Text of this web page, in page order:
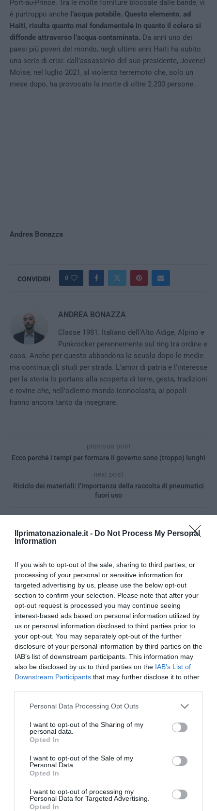
Ilprimatonazionale.it - Do Not Process My Personal
Information
If you wish to opt-out of the sale, sharing to third parties, or
processing of your personal or sensitive information for
targeted advertising by us, please use the below opt-out
section to confirm your selection. Please note that after your
opt-out request is processed you may continue seeing
interest-based ads based on personal information utilized by
us or personal information disclosed to third parties prior to
your opt-out. You may separately opt-out of the further
disclosure of your personal information by third parties on the
IAB’s list of downstream participants. This information may
also be disclosed by us to third parties on the IAB’s List of
Downstream Participants that may further disclose it to other
Please note that this website/app uses one or more Google
not limited to your visit or usage behaviour. You may click to
grant or deny consent to Google and its third-party tags to
use your data for below specified purposes in below Google
consent section.
Personal Data Processing Opt Outs
I want to opt-out of the Sharing of my
personal data.
Opted In
I want to opt-out of the Sale of my
Personal Data.
Opted In
I want to opt-out of processing my
Personal Data for Targeted Advertising.
Opted In
Port-au-Prince. Tra le molte forniture bloccate dalle bande, vi
è purtroppo anche l’acqua potabile. Questo elemento, ad
Haiti, risulta quanto mai fondamentale in quanto il colera si
diffonde attraverso l’acqua contaminata. Da anni uno dei
paesi più poveri del mondo, negli ultimi anni Haiti ha subito
una serie di crisi: dall’assassinio del suo presidente, Jovenel
Moïse, nel luglio 2021, al violento terremoto che, solo un
mese dopo, ha provocato la morte di oltre 2.200 persone.
Andrea Bonazza
CONVIDIDI 0
ANDREA BONAZZA
Classe 1981. Italiano dell'Alto Adige, Alpino e
Punkrocker perennemente sul ring tra ordine e
caos. Anche per questo abbandona la scuola dopo le medie
ma continua gli studi per strada. L'amor di patria e l'interesse
per la storia lo portano alla scoperta di terre, gesta, tradizioni
e rovine che, nell'odierno mondo iconoclasta, ai popoli
hanno ancora tanto da insegnare.
previous post
Ecco perché i tempi per formare il governo sono (troppo) lunghi
next post
Riciclo dei materiali: l’importanza della raccolta di pneumatici
fuori uso
YOU MAY ALSO LIKE
Bonaccini e il mito delle barricate di Parma: quando
l’antifascismo copia il fascismo